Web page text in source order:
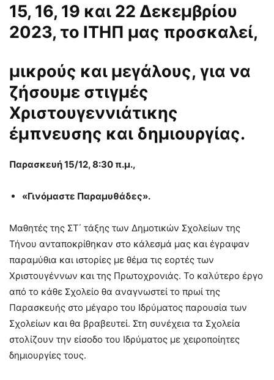
15, 16, 19 και 22 Δεκεμβρίου
2023, το ΙΤΗΠ μας προσκαλεί,
μικρούς και μεγάλους, για να
ζήσουμε στιγμές
Χριστουγεννιάτικης
έμπνευσης και δημιουργίας.
Παρασκευή 15/12, 8:30 π.μ.,
«Γινόμαστε Παραμυθάδες».
Μαθητές της ΣΤ΄ τάξης των Δημοτικών Σχολείων της
Τήνου ανταποκρίθηκαν στο κάλεσμά μας και έγραψαν
παραμύθια και ιστορίες με θέμα τις εορτές των
Χριστουγέννων και της Πρωτοχρονιάς. Το καλύτερο έργο
από το κάθε Σχολείο θα αναγνωστεί το πρωί της
Παρασκευής στο μέγαρο του Ιδρύματος παρουσία των
Σχολείων και θα βραβευτεί. Στη συνέχεια τα Σχολεία
στολίζουν την είσοδο του Ιδρύματος με χειροποίητες
δημιουργίες τους.